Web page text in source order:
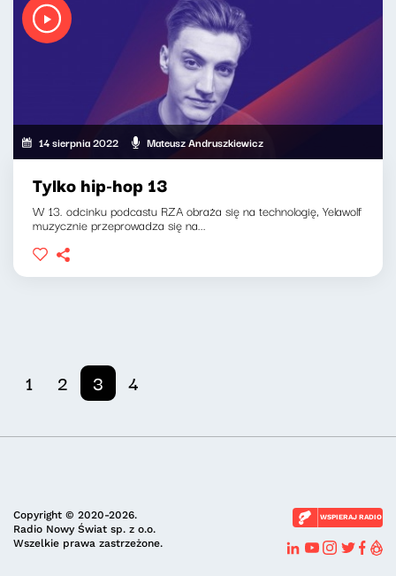
14 sierpnia 2022 Mateusz Andruszkiewicz
Tylko hip-hop 13
W 13. odcinku podcastu RZA obraża się na technologię, Yelawolf
muzycznie przeprowadza się na...
1 2 3 4
Copyright © 2020-2026.
Radio Nowy Świat sp. z o.o.
Wszelkie prawa zastrzeżone.
WSPIERAJ RADIO